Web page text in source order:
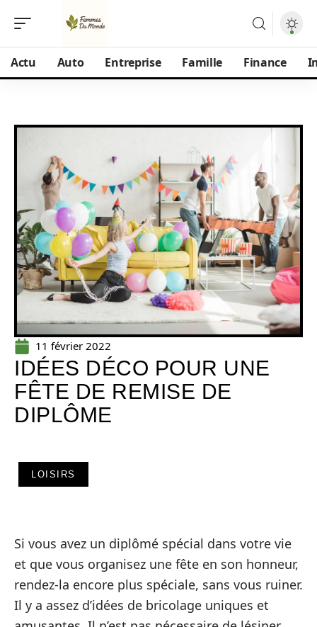
Actu Auto Entreprise Famille Finance
11 février 2022
IDÉES DÉCO POUR UNE
FÊTE DE REMISE DE
DIPLÔME
LOISIRS
Si vous avez un diplômé spécial dans votre vie
et que vous organisez une fête en son honneur,
rendez-la encore plus spéciale, sans vous ruiner.
Il y a assez d’idées de bricolage uniques et